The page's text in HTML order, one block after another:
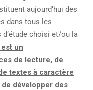
aujourd’hui des
dans tous les
choisi et/ou la
un
de lecture, de
textes à caractère
développer des